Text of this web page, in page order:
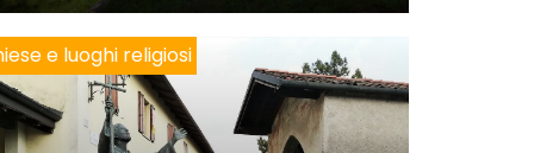
e luoghi religiosi